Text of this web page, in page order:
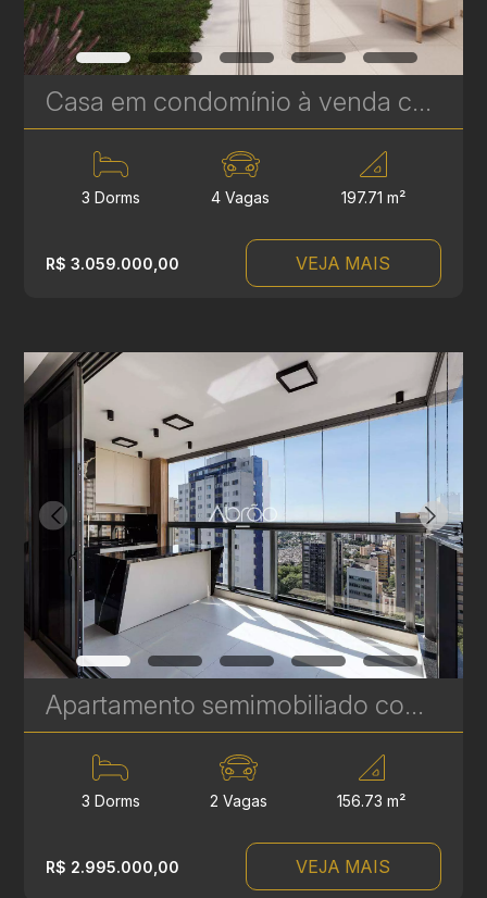
Casa em condomínio à venda com 3 suítes em Campina do Siqueira - 314,84 m² privativos - Casa Áurea | Ref. 1781
3 Dorms 4 Vagas 197.71 m²
R$ 3.059.000,00 VEJA MAIS
Apartamento semimobiliado com 3 quartos à venda no Talent Água Verde - 156 m² | Ref. 492
3 Dorms 2 Vagas 156.73 m²
R$ 2.995.000,00 VEJA MAIS